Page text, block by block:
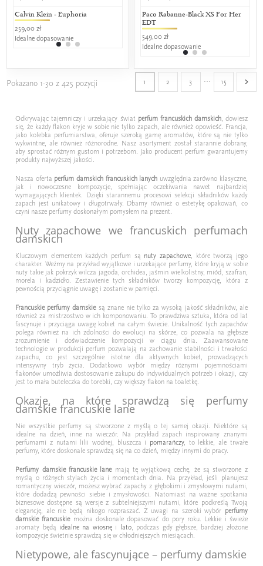
Calvin Klein - Euphoria
259,00 zł
Idealne dopasowanie
Jean Paul Gaultier - Classique
349,00 zł
50% wspólnych nut zapachowych
Versace -
Paco Rabanne-Black XS For Her
EDT
549,00 zł
Idealne dopasowanie
Pokazano 1-30 z 425 pozycji 1 2 3 … 15
Odkrywając tajemniczy i urzekający świat perfum francuskich damskich, dowiesz
się, że każdy flakon kryje w sobie nie tylko zapach, ale również opowieść. Francja,
jako kolebka perfumiarstwa, oferuje szeroką gamę aromatów, które są nie tylko
wykwintne, ale również różnorodne. Nasz asortyment został starannie dobrany,
aby sprostać różnym gustom i potrzebom. Jako producent perfum gwarantujemy
produkty najwyższej jakości.
Nasza oferta perfum damskich francuskich lanych uwzględnia zarówno klasyczne,
jak i nowoczesne kompozycje, spełniając oczekiwania nawet najbardziej
wymagających klientek. Dzięki starannemu procesowi selekcji składników każdy
zapach jest unikatowy i długotrwały. Dbamy również o estetykę opakowań, co
czyni nasze perfumy doskonałym pomysłem na prezent.
Nuty zapachowe we francuskich perfumach
damskich
Kluczowym elementem każdych perfum są nuty zapachowe, które tworzą jego
charakter. Weźmy na przykład wyjątkowe i urzekające perfumy, które kryją w sobie
nuty takie jak pokrzyk wilcza jagoda, orchidea, jaśmin wielkolistny, miód, szafran,
morela i kadzidło. Zestawienie tych składników tworzy kompozycję, która z
pewnością przyciągnie uwagę i zostanie w pamięci.
Francuskie perfumy damskiesą znane nie tylko za wysoką jakość składników, ale
również za mistrzostwo w ich komponowaniu. To prawdziwa sztuka, która od lat
fascynuje i przyciąga uwagę kobiet na całym świecie. Unikalność tych zapachów
polega również na ich zdolności do ewolucji na skórze, co pozwala na głębsze
zrozumienie i doświadczenie kompozycji w ciągu dnia. Zaawansowane
technologie w produkcji perfum pozwalają na zachowanie stabilności i trwałości
zapachu, co jest szczególnie istotne dla aktywnych kobiet, prowadzących
intensywny tryb życia. Dodatkowo wybór między różnymi pojemnościami
flakonów umożliwia dostosowanie zakupu do indywidualnych potrzeb i okazji, czy
jest to mała buteleczka do torebki, czy większy flakon na toaletkę.
Okazje, na które sprawdzą się perfumy
damskie francuskie lane
Nie wszystkie perfumy są stworzone z myślą o tej samej okazji. Niektóre są
idealne na dzień, inne na wieczór. Na przykład zapach inspirowany znanymi
perfumami z nutami lilii wodnej, bluszcza i pomarańczy, to lekkie, ale trwałe
perfumy, które doskonale sprawdzą się na co dzień, między innymi do pracy.
Perfumy damskie francuskie lane mają tę wyjątkową cechę, że są stworzone z
myślą o różnych stylach życia i momentach dnia. Na przykład, jeśli planujesz
romantyczny wieczór, możesz wybrać zapachy z głębokimi i zmysłowymi nutami,
które dodadzą pewności siebie i zmysłowości. Natomiast na ważne spotkania
biznesowe dostępne są wersje z subtelniejszymi nutami, które podkreślą Twoją
elegancję, ale nie będą nikogo rozpraszać. Z uwagi na szeroki wybór perfumy
damskie francuskie można doskonale dopasować do pory roku. Lekkie i świeże
aromaty będą idealne na wiosnęi lato, podczas gdy głębsze, bardziej złożone
kompozycje świetnie sprawdzą się w chłodniejszych miesiącach.
Nietypowe, ale fascynujące – perfumy damskie